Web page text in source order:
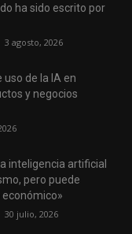
ha sido escrito por
3 agosto, 2026
de la IA en
y negocios
inteligencia artificial
pero puede
30 julio, 2026